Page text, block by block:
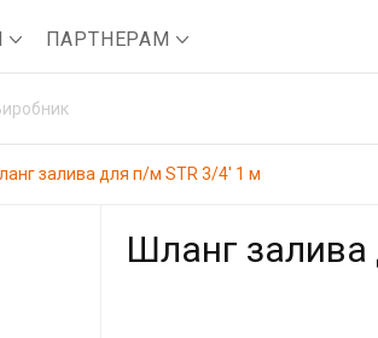
ПАРТНЕРАМ
залива для п/м STR 3/4' 1 м
Шланг